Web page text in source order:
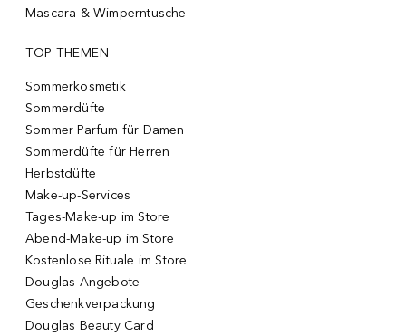
Mascara & Wimperntusche
TOP THEMEN
Sommerkosmetik
Sommerdüfte
Sommer Parfum für Damen
Sommerdüfte für Herren
Herbstdüfte
Make-up-Services
Tages-Make-up im Store
Abend-Make-up im Store
Kostenlose Rituale im Store
Douglas Angebote
Geschenkverpackung
Douglas Beauty Card